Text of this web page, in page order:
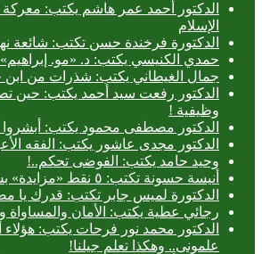
الدكتور أحمد عمر هاشم يكتب: معركة
الإسلام
الدكتورة فرخندة حسن تكتب: شائعة
حمدي الكنيسي يكتب: د. «مو. إبراهيم»
جمال الغيطاني يكتب: شذرات من ابن
الدكتور رفعت سيد أحمد يكتب: حين
وظيفية !
الدكتور مصطفى محمود يكتب: أبشروا
الدكتور مجدى عاشور يكتب: الفقه
وحيد حامد يكتب: الفوضى تحكم..!
أنيسة حسونة تكتب: ٥ نقط «مزايدة» بسْ يا عم صالح!
الدكتورة لميس جابر تكتب: قدرك يا
رجائي عطية يكتب: الأمان والمساواة
الدكتور محمد نور فرحات يكتب: هؤلاء
علمونى.. وهكذا تعلم جيلنا!